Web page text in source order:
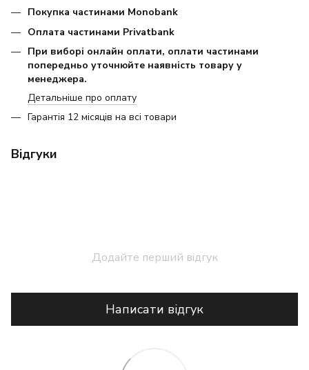
Покупка частинами Monobank
Оплата частинами Privatbank
При виборі онлайн оплати, оплати частинами
попередньо уточнюйте наявність товару у
менеджера.
Детальніше про оплату
Гарантія 12 місяців на всі товари
Відгуки
Додайте перший відгук
Написати відгук